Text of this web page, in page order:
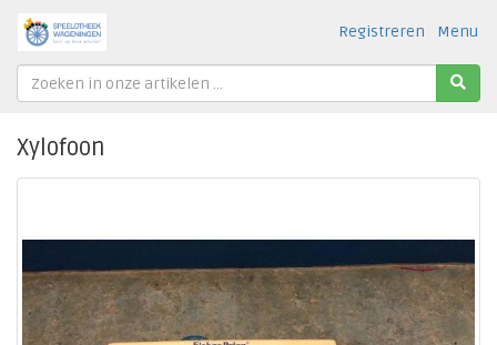
Menu
Registreren
Xylofoon